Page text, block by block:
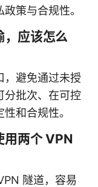
策与合规性。
，应该怎么
，避免通过未授
分批次、在可控
和合规性。
用两个 VPN
隧道，容易